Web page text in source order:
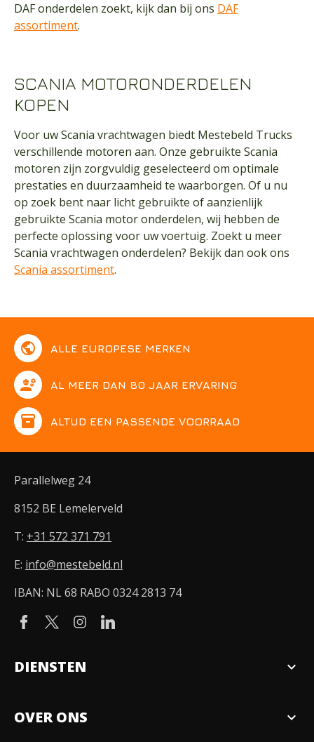
DAF onderdelen zoekt, kijk dan bij ons DAF
assortiment.
SCANIA MOTORONDERDELEN
KOPEN
Voor uw Scania vrachtwagen biedt Mestebeld Trucks
verschillende motoren aan. Onze gebruikte Scania
motoren zijn zorgvuldig geselecteerd om optimale
prestaties en duurzaamheid te waarborgen. Of u nu
op zoek bent naar licht gebruikte of aanzienlijk
gebruikte Scania motor onderdelen, wij hebben de
perfecte oplossing voor uw voertuig. Zoekt u meer
Scania vrachtwagen onderdelen? Bekijk dan ook ons
Scania assortiment.
public ALLE EUROPESE MERKEN
engineering AL MEER DAN 80 JAAR ERVARING
inventory ALTIJD EEN PASSENDE VOORRAAD
Parallelweg 24
8152 BE Lemelerveld
T: +31 572 371 791
E: info@mestebeld.nl
IBAN: NL 68 RABO 0324 2813 74
DIENSTEN expand_more
OVER ONS expand_more